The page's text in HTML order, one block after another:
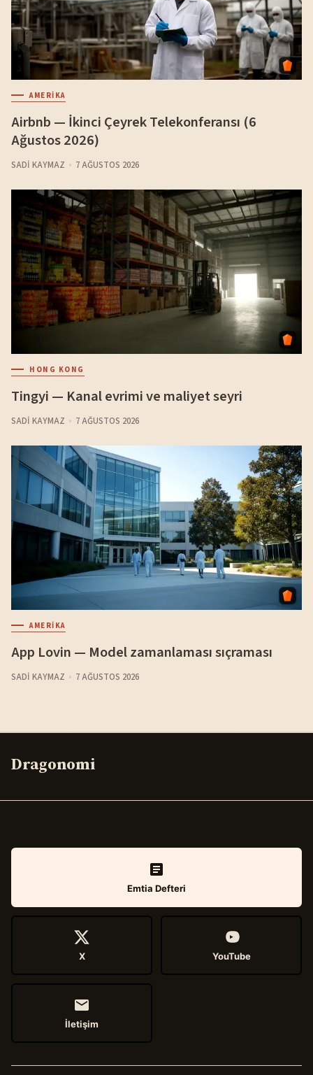
AMERIKA
Airbnb — İkinci Çeyrek Telekonferansı (6
Ağustos 2026)
SADI KAYMAZ 7 AĞUSTOS 2026
HONG KONG
Tingyi — Kanal evrimi ve maliyet seyri
SADI KAYMAZ 7 AĞUSTOS 2026
AMERIKA
App Lovin — Model zamanlaması sıçraması
SADI KAYMAZ 7 AĞUSTOS 2026
Dragonomi
Emtia Defteri
X YouTube
İletişim